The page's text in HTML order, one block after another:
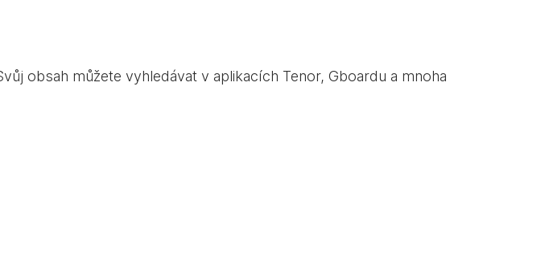
obsah můžete vyhledávat v aplikacích Tenor, Gboardu a mnoha